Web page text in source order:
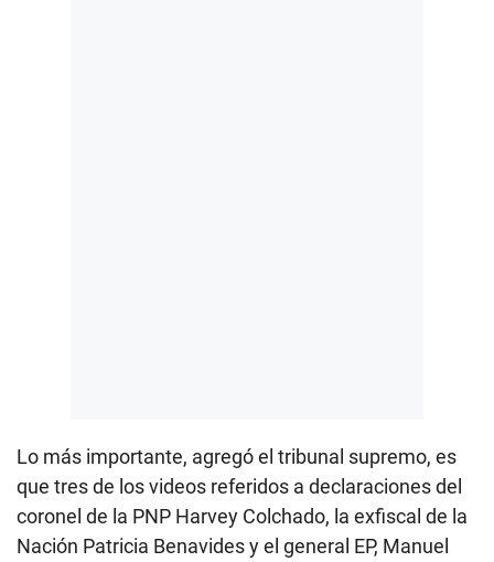
Lo más importante, agregó el tribunal supremo, es
que tres de los videos referidos a declaraciones del
coronel de la PNP Harvey Colchado, la exfiscal de la
Nación Patricia Benavides y el general EP, Manuel